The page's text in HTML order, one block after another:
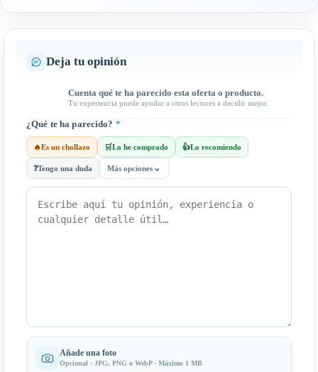
Deja tu opinión
Cuenta qué te ha parecido esta oferta o producto.
Tu experiencia puede ayudar a otros lectores a decidir mejor.
¿Qué te ha parecido? *
🔥Es un chollazo 🛒Lo he comprado 👍Lo recomiendo
❓Tengo una duda Más opciones ⌄
Añade una foto
Opcional · JPG, PNG o WebP · Máximo 1 MB